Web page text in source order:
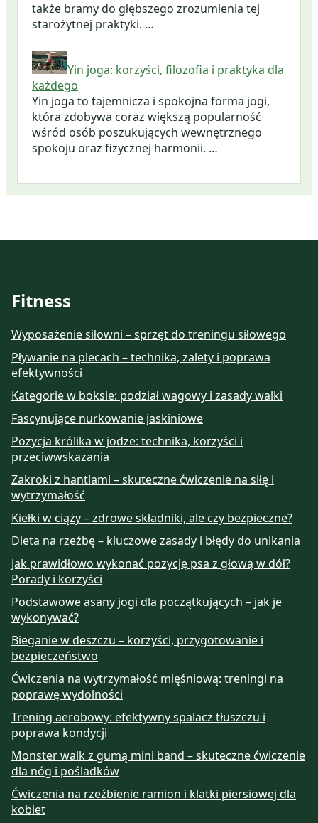
także bramy do głębszego zrozumienia tej
starożytnej praktyki. …
Yin joga: korzyści, filozofia i praktyka dla
każdego
Yin joga to tajemnicza i spokojna forma jogi,
która zdobywa coraz większą popularność
wśród osób poszukujących wewnętrznego
spokoju oraz fizycznej harmonii. …
Fitness
Wyposażenie siłowni – sprzęt do treningu siłowego
Pływanie na plecach – technika, zalety i poprawa
efektywności
Kategorie w boksie: podział wagowy i zasady walki
Fascynujące nurkowanie jaskiniowe
Pozycja królika w jodze: technika, korzyści i
przeciwwskazania
Zakroki z hantlami – skuteczne ćwiczenie na siłę i
wytrzymałość
Kiełki w ciąży – zdrowe składniki, ale czy bezpieczne?
Dieta na rzeźbę – kluczowe zasady i błędy do unikania
Jak prawidłowo wykonać pozycję psa z głową w dół?
Porady i korzyści
Podstawowe asany jogi dla początkujących – jak je
wykonywać?
Bieganie w deszczu – korzyści, przygotowanie i
bezpieczeństwo
Ćwiczenia na wytrzymałość mięśniową: treningi na
poprawę wydolności
Trening aerobowy: efektywny spalacz tłuszczu i
poprawa kondycji
Monster walk z gumą mini band – skuteczne ćwiczenie
dla nóg i pośladków
Ćwiczenia na rzeźbienie ramion i klatki piersiowej dla
kobiet